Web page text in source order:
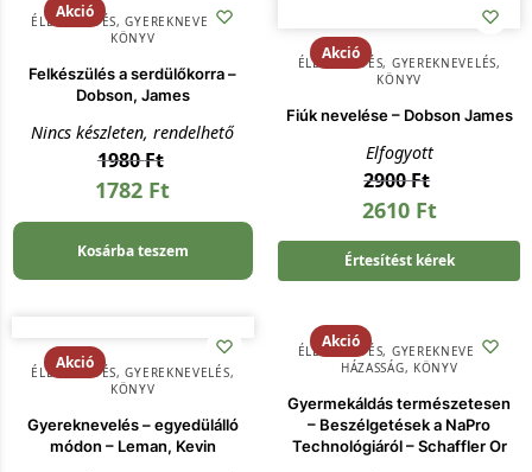
Akció
ÉLETVEZETÉS,GYEREKNEVELÉS,
KÖNYV
Felkészülés a serdülőkorra –
Dobson, James
Nincs készleten, rendelhető
1980Ft
1782 Ft
Kosárba teszem
Akció
ÉLETVEZETÉS, GYEREKNEVELÉS,
KÖNYV
Fiúk nevelése – Dobson James
Elfogyott
2900Ft
2610 Ft
Értesítést kérek
Akció
ÉLETVEZETÉS,GYEREKNEVELÉS,
KÖNYV
Gyereknevelés – egyedülálló
módon – Leman, Kevin
Akció
ÉLETVEZETÉS, GYEREKNEVELÉS,
HÁZASSÁG, KÖNYV
Gyermekáldás természetesen
– Beszélgetések a NaPro
Technológiáról – Schaffler Or